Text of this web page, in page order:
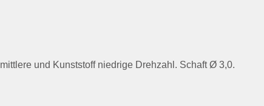
mittlere und Kunststoff niedrige Drehzahl. Schaft Ø 3,0.